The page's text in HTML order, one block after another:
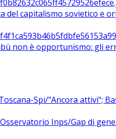
del capitalismo sovietico e
non è opportunismo: gli
Spi/"Ancora attivi";
Inps/Gap di